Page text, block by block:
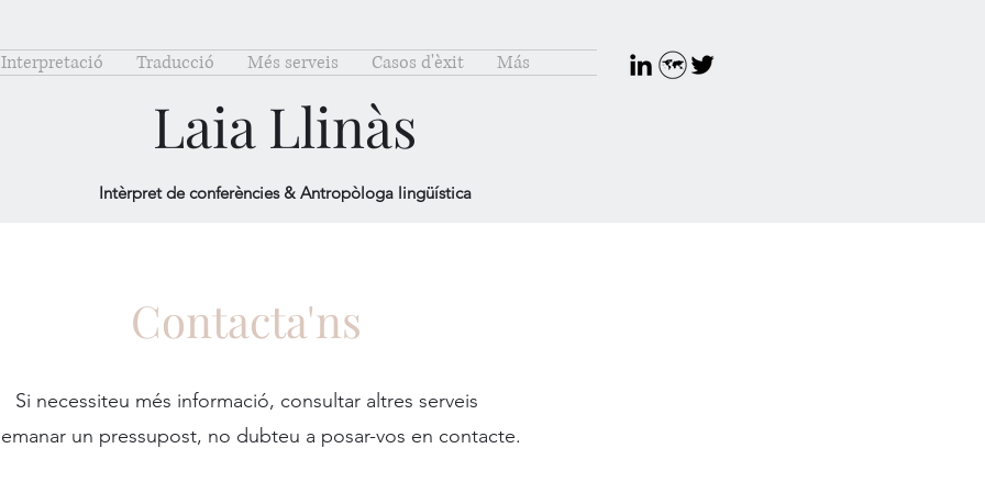
Interpretació Traducció Més serveis Casos d'èxit Más
Laia Llinàs
Intèrpret de conferències & Antropòloga lingüística
Contacta'ns
Si necessiteu més informació, consultar altres serveis
un pressupost, no dubteu a posar-vos en contacte.